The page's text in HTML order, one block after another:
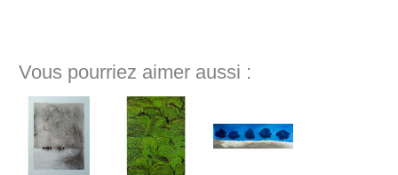
Vous pourriez aimer aussi :